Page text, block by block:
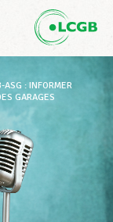
ASG : INFORMER
GARAGES